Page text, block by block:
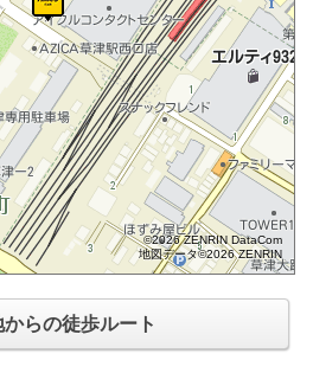
©2026 ZENRIN DataCom
地図データ©2026 ZENRIN
らの徒歩ルート